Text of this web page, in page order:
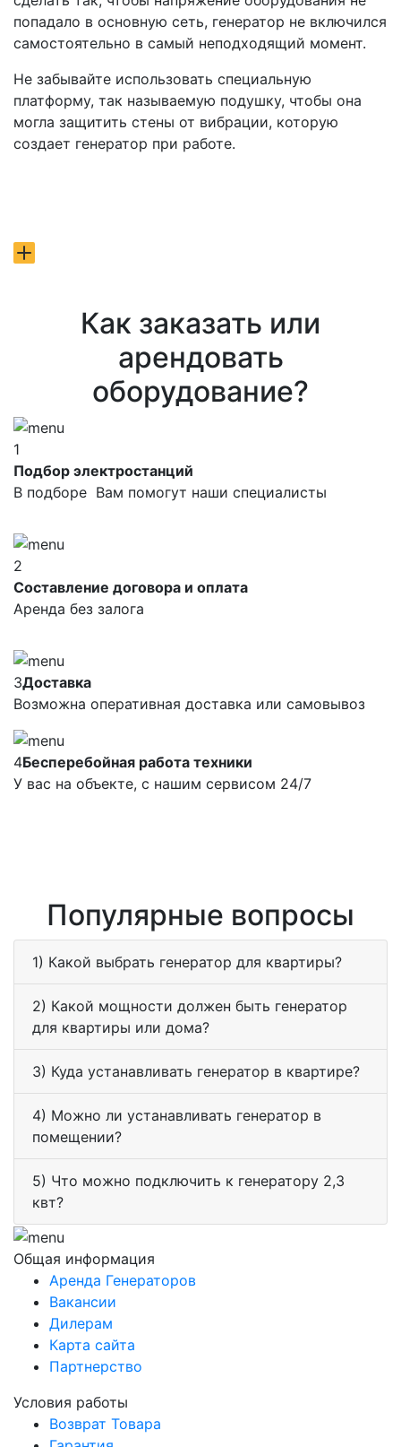
попадало в основную сеть, генератор не включился
самостоятельно в самый неподходящий момент.
Не забывайте использовать специальную
платформу, так называемую подушку, чтобы она
могла защитить стены от вибрации, которую
создает генератор при работе.
Как заказать или
арендовать
оборудование?
1
Подбор электростанций
В подборе Вам помогут наши специалисты
2
Составление договора и оплата
Аренда без залога
3Доставка
Возможна оперативная доставка или самовывоз
4Бесперебойная работа техники
У вас на объекте, с нашим сервисом 24/7
Популярные вопросы
1) Какой выбрать генератор для квартиры?
2) Какой мощности должен быть генератор
для квартиры или дома?
3) Куда устанавливать генератор в квартире?
4) Можно ли устанавливать генератор в
помещении?
5) Что можно подключить к генератору 2,3
квт?
Общая информация
Аренда Генераторов
Вакансии
Дилерам
Карта сайта
Партнерство
Условия работы
Возврат Товара